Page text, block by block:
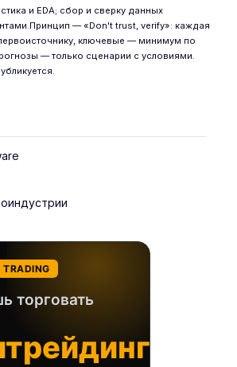
и EDA; сбор и сверку данных
— «Don't trust, verify»: каждая
ключевые — минимум по
— только сценарии с условиями.
TRADING
торговать